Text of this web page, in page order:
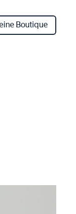
Boutique